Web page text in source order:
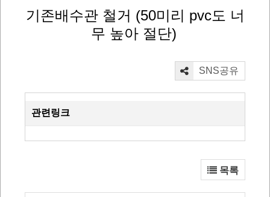
기존배수관 철거 (50미리 pvc도 너
무 높아 절단)
SNS공유
관련링크
목록